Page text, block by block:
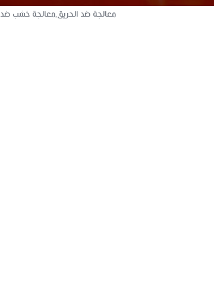
معالجة ضد الحريق,معالجة خشب ضد